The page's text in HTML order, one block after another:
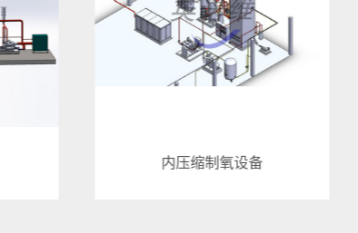
高纯氮设备